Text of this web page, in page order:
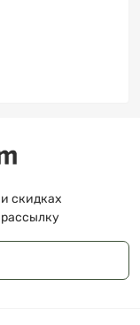
скидках